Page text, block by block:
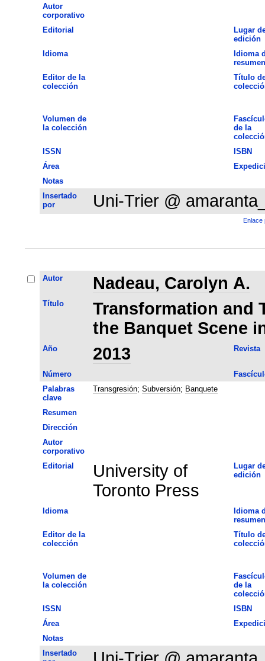
Autor
corporativo
Editorial
Lugar
edición
Idioma
Idioma
resumen
Editor de la
colección
Título
Volumen de
la colección
de la
ISSN
ISBN
Área
Notas
Insertado
por
Uni-Trier @
Enlace
Autor Nadeau, Carolyn A.
Título
Transformation and
the Banquet Scene
Año 2013 Revista
Número
Palabras
clave
Transgresión; Subversión; Banquete
Resumen
Dirección
Autor
corporativo
Editorial
University of
Toronto Press
Lugar
edición
Idioma
Idioma
resumen
Editor de la
colección
Título
Volumen de
la colección
de la
ISSN
ISBN
Área
Notas
Insertado